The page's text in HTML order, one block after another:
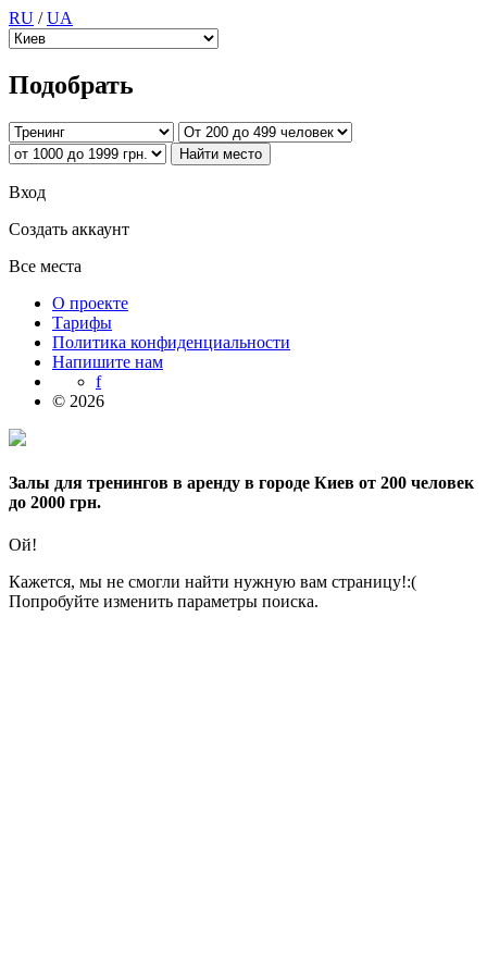
RU /UA
Подобрать
Вход
Создать аккаунт
Все места
О проекте
Тарифы
Политика конфиденциальности
Напишите нам
f
© 2026
Залы для тренингов в аренду в городе Киев от 200 человек
до 2000 грн.
Ой!
Кажется, мы не смогли найти нужную вам страницу!:(
Попробуйте изменить параметры поиска.